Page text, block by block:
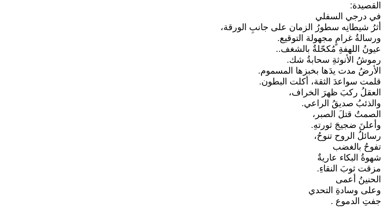
القصيدة:
في درجي السفلي
أثرُ شيطانِه سطورُ الزمان على جانبِ الورقة،
ورسالةُ غرامٍ مجهولة التوقيع.
عيونُ اللهفةِ مُكحّلةٌ بالشغف..
رموشُ الأنوثةِ سحابةُ شك.
الأرضُ مدت يدَها بخبزها المسموم.
قلمت سواعدَ الثقة، أكلت البطون.
العقلُ ركبَ ظهرَ الخراف،
والذئبُ صديقُ الراعي.
الصمتُ قتلَ الصبر،
وأعلنَ ضجيجَ ثورتهِ.
رسائلُ الروح تنوحُ،
تفوحُ بالغضب
شهوةُ البكاء عاريةٌ
مزقت ثوبَ النقاءِ.
الحنينُ أعمى
وعلى وسادةِ التحدي
جفتِ الدموع .